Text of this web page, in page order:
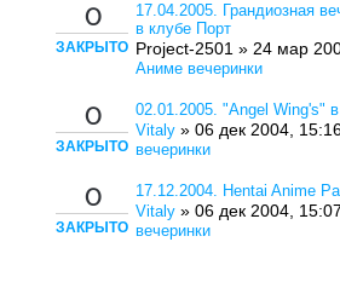
0
ЗАКРЫТО
17.04.2005. Грандиозная
в клубе Порт
Project-2501 » 24 мар
Аниме вечеринки
0
ЗАКРЫТО
02.01.2005. "Angel Wing's"
Vitaly » 06 дек 2004,
вечеринки
0
ЗАКРЫТО
17.12.2004. Hentai Anime
Vitaly » 06 дек 2004,
вечеринки